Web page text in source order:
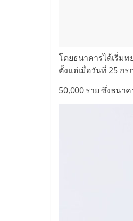
โดยธนาคารได้เริ่ม
ตั้งแต่เมื่อวันที่ 25 ก
50,000 ราย ซึ่งธนา